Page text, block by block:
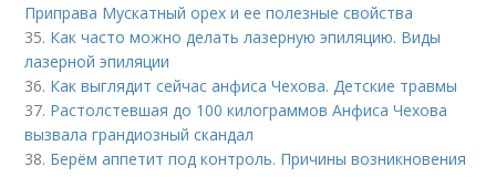
Приправа Мускатный орех и ее полезные свойства
35. Как часто можно делать лазерную эпиляцию. Виды
лазерной эпиляции
36. Как выглядит сейчас анфиса Чехова. Детские травмы
37. Растолстевшая до 100 килограммов Анфиса Чехова
вызвала грандиозный скандал
38. Берём аппетит под контроль. Причины возникновения